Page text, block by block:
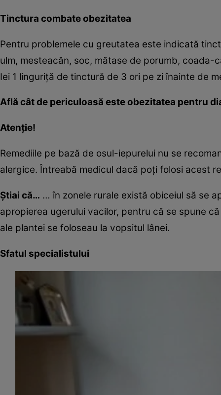
Tinctura combate obezitatea
Pentru problemele cu greutatea este indicată
ulm, mesteacăn, soc, mătase de porumb, coada-
Iei 1 linguriţă de tinctură de 3 ori pe zi înainte de
Află cât de periculoasă este obezitatea pentru
Atenţie!
Remediile pe bază de osul-iepurelui nu se
alergice. Întreabă medicul dacă poţi folosi acest
Ştiai că… … în zonele rurale există obiceiul să se
apropierea ugerului vacilor, pentru că se spune
ale plantei se foloseau la vopsitul lânei.
Sfatul specialistului